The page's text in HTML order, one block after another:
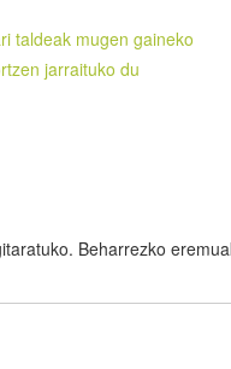
taldeak mugen gaineko
jarraituko du
Beharrezko